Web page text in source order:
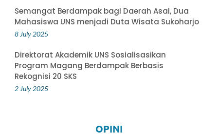
Semangat Berdampak bagi Daerah Asal, Dua
Mahasiswa UNS menjadi Duta Wisata Sukoharjo
8 July 2025
Direktorat Akademik UNS Sosialisasikan
Program Magang Berdampak Berbasis
Rekognisi 20 SKS
2 July 2025
OPINI